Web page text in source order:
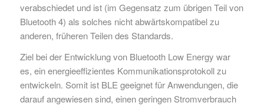
verabschiedet und ist (im Gegensatz zum übrigen Teil von
Bluetooth 4) als solches nicht abwärtskompatibel zu
anderen, früheren Teilen des Standards.
Ziel bei der Entwicklung von Bluetooth Low Energy war
es, ein energieeffizientes Kommunikationsprotokoll zu
entwickeln. Somit ist BLE geeignet für Anwendungen, die
darauf angewiesen sind, einen geringen Stromverbrauch